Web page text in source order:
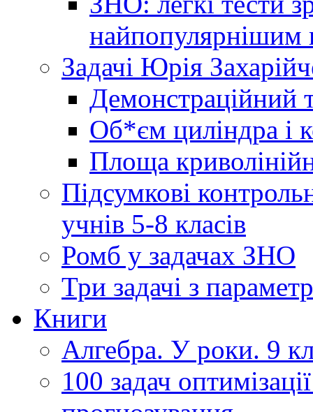
найпопулярнішим
Задачі Юрія
Демонстраційний
Об*єм циліндра і
Площа
Підсумкові
учнів 5-8 класів
Ромб у задачах ЗНО
Три задачі з
Книги
Алгебра. У роки. 9
100 задач